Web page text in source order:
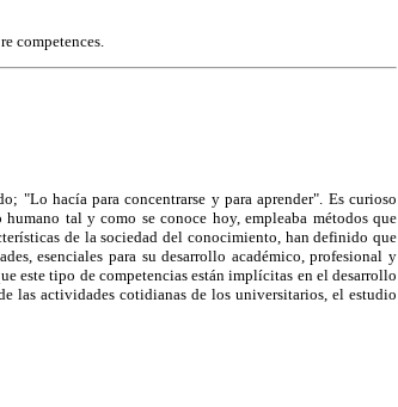
competences.
"Lo hacía para concentrarse y para aprender". Es curioso
tal y como se conoce hoy, empleaba métodos que
de la sociedad del conocimiento, han definido que
esenciales para su desarrollo académico, profesional y
este tipo de competencias están implícitas en el desarrollo
las actividades cotidianas de los universitarios, el estudio